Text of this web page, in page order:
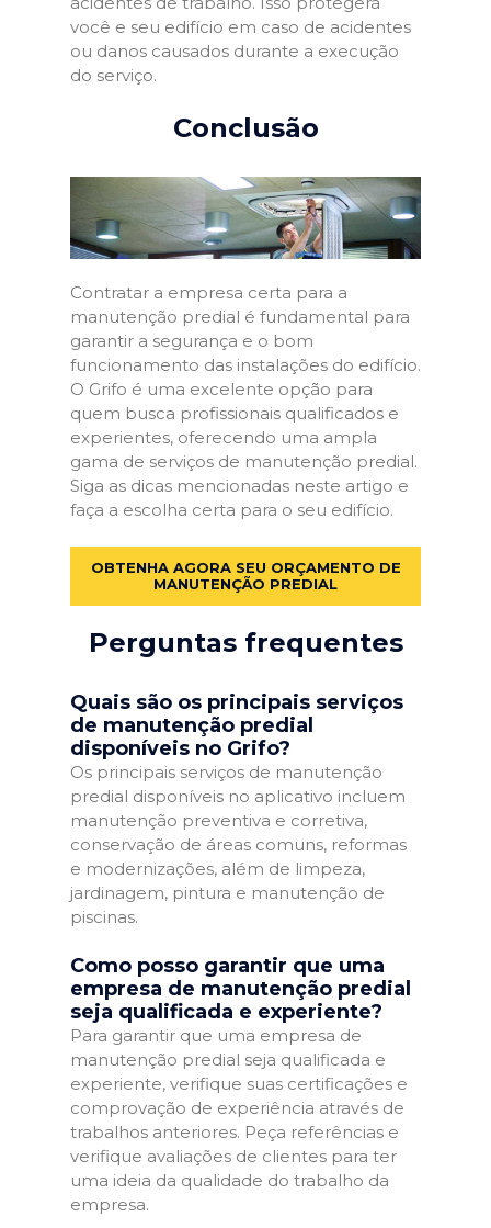
você e seu edifício em caso de acidentes
ou danos causados durante a execução
do serviço.
Conclusão
Contratar a empresa certa para a
manutenção predial é fundamental para
garantir a segurança e o bom
funcionamento das instalações do edifício.
O Grifo é uma excelente opção para
quem busca profissionais qualificados e
experientes, oferecendo uma ampla
gama de serviços de manutenção predial.
Siga as dicas mencionadas neste artigo e
faça a escolha certa para o seu edifício.
OBTENHA AGORA SEU ORÇAMENTO DE
MANUTENÇÃO PREDIAL
Perguntas frequentes
Quais são os principais serviços
de manutenção predial
disponíveis no Grifo?
Os principais serviços de manutenção
predial disponíveis no aplicativo incluem
manutenção preventiva e corretiva,
conservação de áreas comuns, reformas
e modernizações, além de limpeza,
jardinagem, pintura e manutenção de
piscinas.
Como posso garantir que uma
empresa de manutenção predial
seja qualificada e experiente?
Para garantir que uma empresa de
manutenção predial seja qualificada e
experiente, verifique suas certificações e
comprovação de experiência através de
trabalhos anteriores. Peça referências e
verifique avaliações de clientes para ter
uma ideia da qualidade do trabalho da
empresa.